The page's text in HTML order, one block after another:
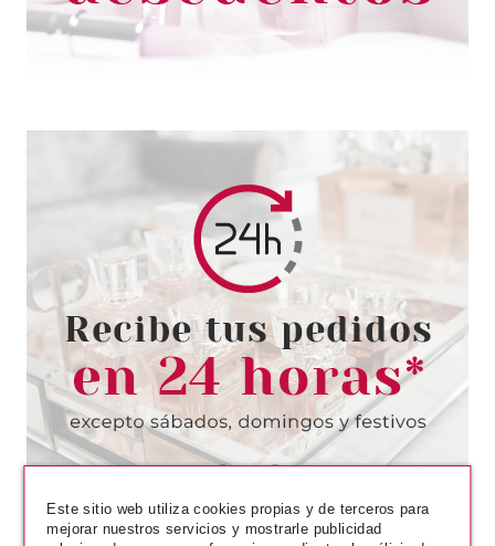
ESSENCE
ESSENCE JUICY BOMB PARTY
COLORETE EN GELATINA 02
PEACH PASSION
Pvr 3.19€
-14%
desde
2.75€
Este sitio web utiliza cookies propias y de terceros para
mejorar nuestros servicios y mostrarle publicidad